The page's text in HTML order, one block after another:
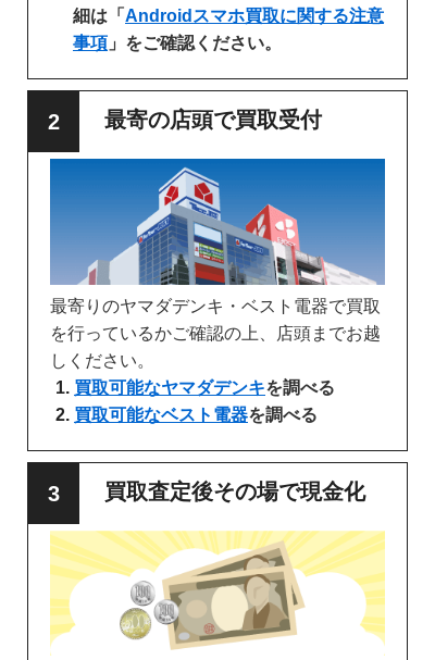
細は「 Androidスマホ買取に関する注意
事項 」をご確認ください。
最寄の店頭で買取受付
最寄りのヤマダデンキ・ベスト電器で買取
を行っているかご確認の上、店頭までお越
しください。
買取可能なヤマダデンキを調べる
買取可能なベスト電器を調べる
買取査定後その場で現金化